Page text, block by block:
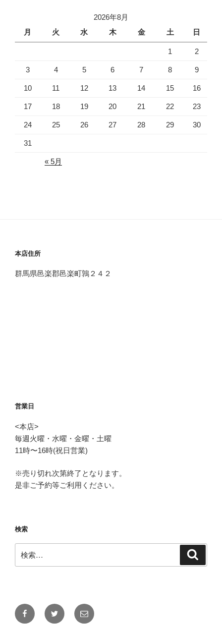
2026年8月
月
火 水 木 金 土 日
1 2
3 4 5 6 7 8 9
10 11 12 13 14 15 16
17 18 19 20 21 22 23
24 25 26 27 28 29 30
31
« 5月
本店住所
群馬県邑楽郡邑楽町鶉２４２
営業日
<本店>
毎週火曜・水曜・金曜・土曜
11時〜16時(祝日営業)
※売り切れ次第終了となります。
是非ご予約等ご利用ください。
検索
索:
FacebookTwitter
メ
ー